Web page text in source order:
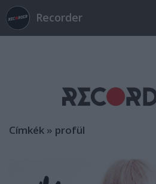
Recorder
Címkék » profül